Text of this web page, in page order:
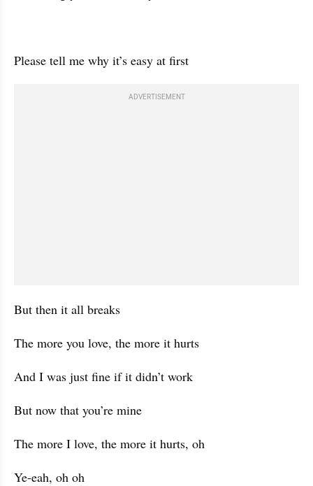
Please tell me why it’s easy at first
ADVERTISEMENT
But then it all breaks
The more you love, the more it hurts
And I was just fine if it didn’t work
But now that you’re mine
The more I love, the more it hurts, oh
Ye-eah, oh oh